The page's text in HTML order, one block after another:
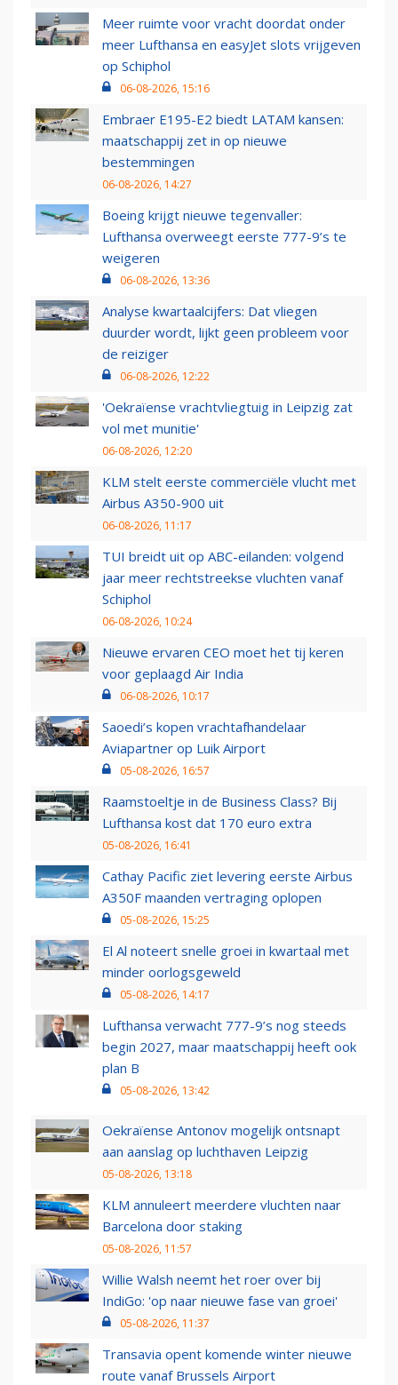
Meer ruimte voor vracht doordat onder
meer Lufthansa en easyJet slots vrijgeven
op Schiphol
06-08-2026, 15:16
Embraer E195-E2 biedt LATAM kansen:
maatschappij zet in op nieuwe
bestemmingen
06-08-2026, 14:27
Boeing krijgt nieuwe tegenvaller:
Lufthansa overweegt eerste 777-9’s te
weigeren
06-08-2026, 13:36
Analyse kwartaalcijfers: Dat vliegen
duurder wordt, lijkt geen probleem voor
de reiziger
06-08-2026, 12:22
'Oekraïense vrachtvliegtuig in Leipzig zat
vol met munitie'
06-08-2026, 12:20
KLM stelt eerste commerciële vlucht met
Airbus A350-900 uit
06-08-2026, 11:17
TUI breidt uit op ABC-eilanden: volgend
jaar meer rechtstreekse vluchten vanaf
Schiphol
06-08-2026, 10:24
Nieuwe ervaren CEO moet het tij keren
voor geplaagd Air India
06-08-2026, 10:17
Saoedi’s kopen vrachtafhandelaar
Aviapartner op Luik Airport
05-08-2026, 16:57
Raamstoeltje in de Business Class? Bij
Lufthansa kost dat 170 euro extra
05-08-2026, 16:41
Cathay Pacific ziet levering eerste Airbus
A350F maanden vertraging oplopen
05-08-2026, 15:25
El Al noteert snelle groei in kwartaal met
minder oorlogsgeweld
05-08-2026, 14:17
Lufthansa verwacht 777-9’s nog steeds
begin 2027, maar maatschappij heeft ook
plan B
05-08-2026, 13:42
Oekraïense Antonov mogelijk ontsnapt
aan aanslag op luchthaven Leipzig
05-08-2026, 13:18
KLM annuleert meerdere vluchten naar
Barcelona door staking
05-08-2026, 11:57
Willie Walsh neemt het roer over bij
IndiGo: 'op naar nieuwe fase van groei'
05-08-2026, 11:37
Transavia opent komende winter nieuwe
route vanaf Brussels Airport